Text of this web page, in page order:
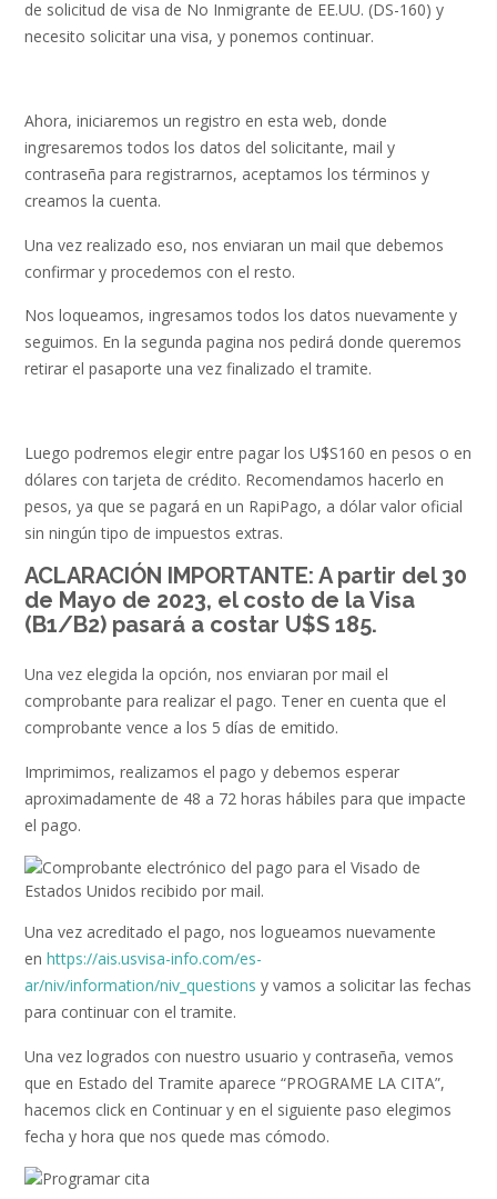
de solicitud de visa de No Inmigrante de EE.UU. (DS-160) y
necesito solicitar una visa, y ponemos continuar.
Ahora, iniciaremos un registro en esta web, donde
ingresaremos todos los datos del solicitante, mail y
contraseña para registrarnos, aceptamos los términos y
creamos la cuenta.
Una vez realizado eso, nos enviaran un mail que debemos
confirmar y procedemos con el resto.
Nos loqueamos, ingresamos todos los datos nuevamente y
seguimos. En la segunda pagina nos pedirá donde queremos
retirar el pasaporte una vez finalizado el tramite.
Luego podremos elegir entre pagar los U$S160 en pesos o en
dólares con tarjeta de crédito. Recomendamos hacerlo en
pesos, ya que se pagará en un RapiPago, a dólar valor oficial
sin ningún tipo de impuestos extras.
ACLARACIÓN IMPORTANTE: A partir del 30
de Mayo de 2023, el costo de la Visa
(B1/B2) pasará a costar U$S 185.
Una vez elegida la opción, nos enviaran por mail el
comprobante para realizar el pago. Tener en cuenta que el
comprobante vence a los 5 días de emitido.
Imprimimos, realizamos el pago y debemos esperar
aproximadamente de 48 a 72 horas hábiles para que impacte
el pago.
Una vez acreditado el pago, nos logueamos nuevamente
en https://ais.usvisa-info.com/es-
ar/niv/information/niv_questions y vamos a solicitar las fechas
para continuar con el tramite.
Una vez logrados con nuestro usuario y contraseña, vemos
que en Estado del Tramite aparece “PROGRAME LA CITA”,
hacemos click en Continuar y en el siguiente paso elegimos
fecha y hora que nos quede mas cómodo.